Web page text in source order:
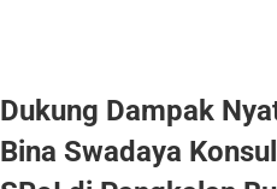
Dukung Dampak
Bina Swadaya